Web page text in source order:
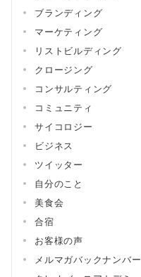
ブランディング
マーケティング
リストビルディング
クロージング
コンサルティング
コミュニティ
サイコロジー
ビジネス
ツイッター
自分のこと
美食会
合宿
お客様の声
メルマガバックナンバー